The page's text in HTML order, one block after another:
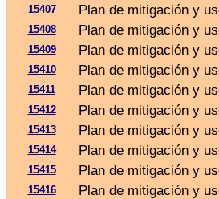
15407 Plan de mitigación y
15408 Plan de mitigación y
15409 Plan de mitigación y
15410 Plan de mitigación y
15411 Plan de mitigación y
15412 Plan de mitigación y
15413 Plan de mitigación y
15414 Plan de mitigación y
15415 Plan de mitigación y
15416 Plan de mitigación y